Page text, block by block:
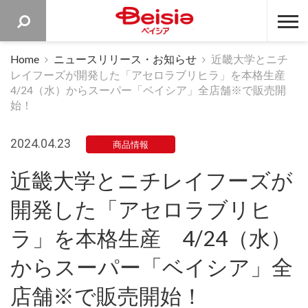
ベイシア
Home ニュースリリース・お知らせ
近畿大学とニチ
レイフーズが開発した「アセロラブリヒラ」を本格生産
4/24（水）からスーパー「ベイシア」全店舗※で販売開
始！
2024.04.23 商品情報
近畿大学とニチレイフーズが
開発した「アセロラブリヒ
ラ」を本格生産 4/24（水）
からスーパー「ベイシア」全
店舗※で販売開始！